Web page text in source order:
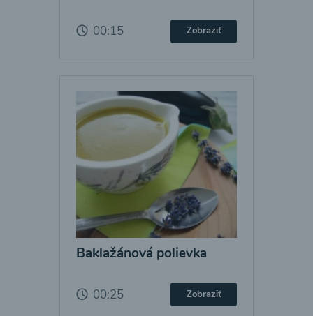
00:15 Zobraziť
Baklažánová polievka
00:25 Zobraziť